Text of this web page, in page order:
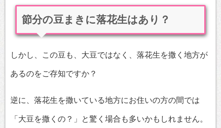
節分の豆まきに落花生はあり？
しかし、この豆も、大豆ではなく、落花生を撒く地方が
あるのをご存知ですか？
逆に、落花生を撒いている地方にお住いの方の間では
「大豆を撒くの？」と驚く場合も多いかもしれません。